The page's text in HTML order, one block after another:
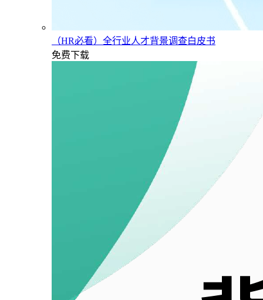
（HR必看）全行业人才背景调查白皮书
免费下载